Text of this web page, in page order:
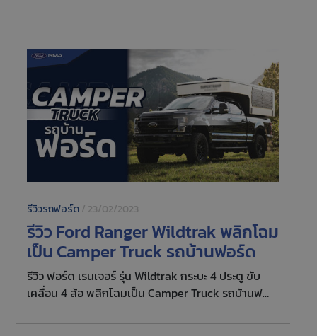
รู้จักกัน
รีวิวรถฟอร์ด/ 23/02/2023
รีวิว Ford Ranger Wildtrak พลิกโฉม
เป็น Camper Truck รถบ้านฟอร์ด
รีวิว ฟอร์ด เรนเจอร์ รุ่น Wildtrak กระบะ 4 ประตู ขับ
เคลื่อน 4 ล้อ พลิกโฉมเป็น Camper Truck รถบ้านฟ